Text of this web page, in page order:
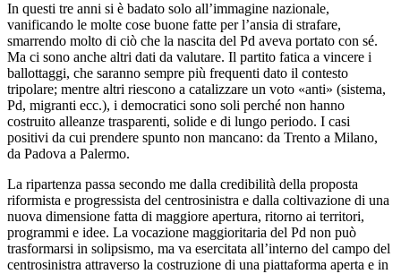
In questi tre anni si è badato solo all’immagine nazionale,
vanificando le molte cose buone fatte per l’ansia di strafare,
smarrendo molto di ciò che la nascita del Pd aveva portato con sé.
Ma ci sono anche altri dati da valutare. Il partito fatica a vincere i
ballottaggi, che saranno sempre più frequenti dato il contesto
tripolare; mentre altri riescono a catalizzare un voto «anti» (sistema,
Pd, migranti ecc.), i democratici sono soli perché non hanno
costruito alleanze trasparenti, solide e di lungo periodo. I casi
positivi da cui prendere spunto non mancano: da Trento a Milano,
da Padova a Palermo.
La ripartenza passa secondo me dalla credibilità della proposta
riformista e progressista del centrosinistra e dalla coltivazione di una
nuova dimensione fatta di maggiore apertura, ritorno ai territori,
programmi e idee. La vocazione maggioritaria del Pd non può
trasformarsi in solipsismo, ma va esercitata all’interno del campo del
centrosinistra attraverso la costruzione di una piattaforma aperta e in